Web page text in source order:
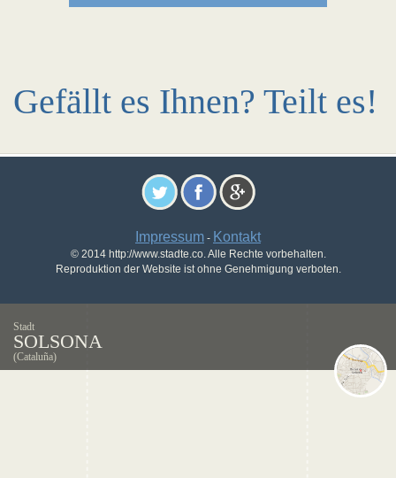
Gefällt es Ihnen? Teilt es!
Impressum - Kontakt
© 2014 http://www.stadte.co. Alle Rechte vorbehalten.
Reproduktion der Website ist ohne Genehmigung verboten.
Stadt
SOLSONA
(Cataluña)